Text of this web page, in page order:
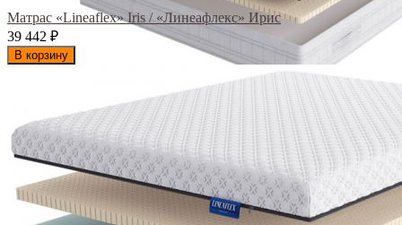
Матрас «Lineaflex» Iris / «Линеафлекс» Ирис
39 442 ₽
В корзину